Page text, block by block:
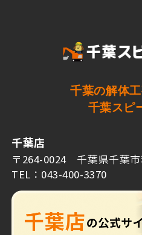
千葉の解体
千葉スピ
千葉店
〒264-0024 千葉県千葉
TEL：043-400-3370